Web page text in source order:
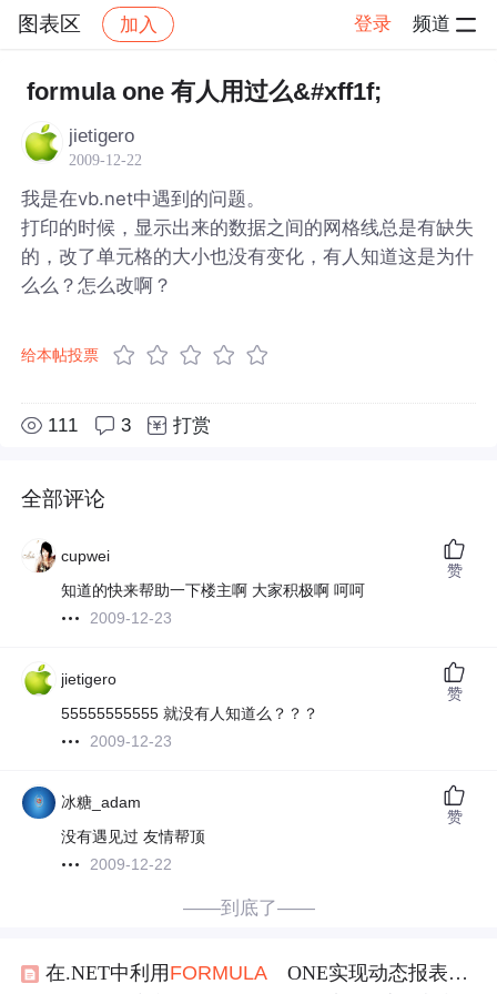
图表区 加入 登录 频道
社区 图表区 帖子详情
formula one 有人用过么&#xff1f;
jietigero
2009-12-22
我是在vb.net中遇到的问题。
打印的时候，显示出来的数据之间的网格线总是有缺失
的，改了单元格的大小也没有变化，有人知道这是为什
么么？怎么改啊？
给本帖投票
111 3 打赏
全部评论
cupwei
知道的快来帮助一下楼主啊 大家积极啊 呵呵
2009-12-23
赞
jietigero
55555555555 就没有人知道么？？？
2009-12-23
赞
冰糖_adam
没有遇见过 友情帮顶
2009-12-22
赞
——到底了——
在.NET中利用 FORMULA ONE实现动态报表技术(一)